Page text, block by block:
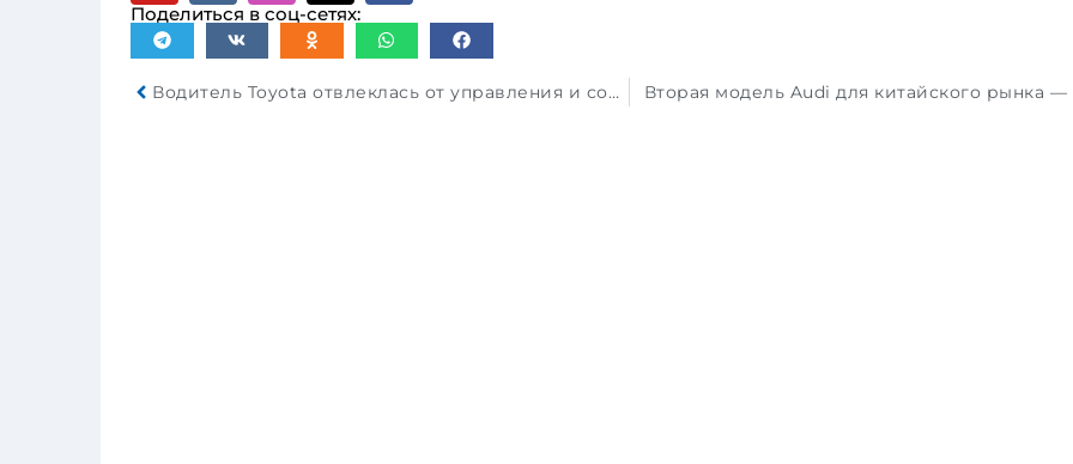
Поделиться в соц-сетях:
Водитель Toyota отвлеклась от управления и совершила наезд на опору освещения Вторая модель Audi для китайского рынка —